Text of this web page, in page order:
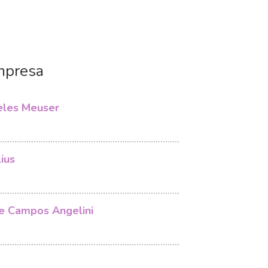
Meuser
Campos Angelini